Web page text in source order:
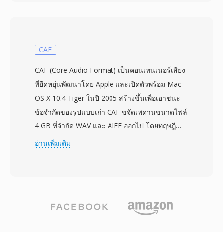
มากรวมถึง H.264, HEVC, ProRes, Apple
อีกมาก ความยืดหยุ่นของตัวแปลงสัญญาณนี้ ผนวก
กับฟีเจอร์อย่างการรองรับหลายแทร็ก reference
movies และ edit lists ทำให้ MOV เป็นหัวใจสำคัญ
ของการผลิตวิดีโอระดับมืออาชีพ ตัวแปลงสัญญาณ
ProRes จาก Apple ที่มักส่งในคอนเทนเนอร์ MOV
เป็นมาตรฐานอุตสาหกรรมสำหรับงานหลังการผลิต
ประสิทธิภาพเท่าเทียมกัน การจัดการไทม์โค้ดและ
เมตาดาต้าที่แม่นยำทำให้ MOV มีคุณค่าเป็นพิเศษ
CAF
CAF (Core Audio Format) เป็นคอนเทนเนอร์เสียง
ที่ยืดหยุ่นพัฒนาโดย Apple และเปิดตัวพร้อม Mac
OS X 10.4 Tiger ในปี 2005 สร้างขึ้นเพื่อเอาชนะ
ข้อจำกัดของรูปแบบเก่า CAF ขจัดเพดานขนาดไฟล์
4 GB ที่จำกัด WAV และ AIFF ออกไป โดยทฤษฎี
รองรับความยาวไม่จำกัด คอนเทนเนอร์รองรับตัว
นเนล พื้นที่มาร์กเกอร์ คำอธิบายประกอบ และข้อมูล
อ่านเพิ่มเติม